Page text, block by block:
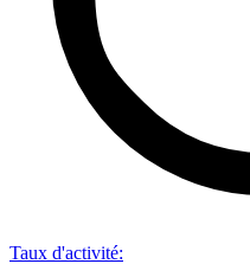
Taux d'activité: